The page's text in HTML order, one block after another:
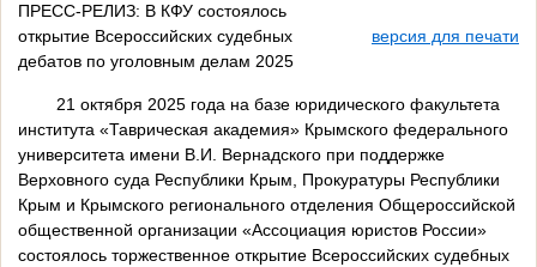
ПРЕСС-РЕЛИЗ: В КФУ состоялось
открытие Всероссийских судебных
дебатов по уголовным делам 2025
версия для печати
21 октября 2025 года на базе юридического факультета
института «Таврическая академия» Крымского федерального
университета имени В.И. Вернадского при поддержке
Верховного суда Республики Крым, Прокуратуры Республики
Крым и Крымского регионального отделения Общероссийской
общественной организации «Ассоциация юристов России»
состоялось торжественное открытие Всероссийских судебных